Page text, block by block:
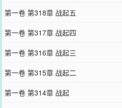
第一卷 第318章 战起五
第一卷 第317章 战起四
第一卷 第316章 战起三
第一卷 第315章 战起二
第一卷 第314章 战起